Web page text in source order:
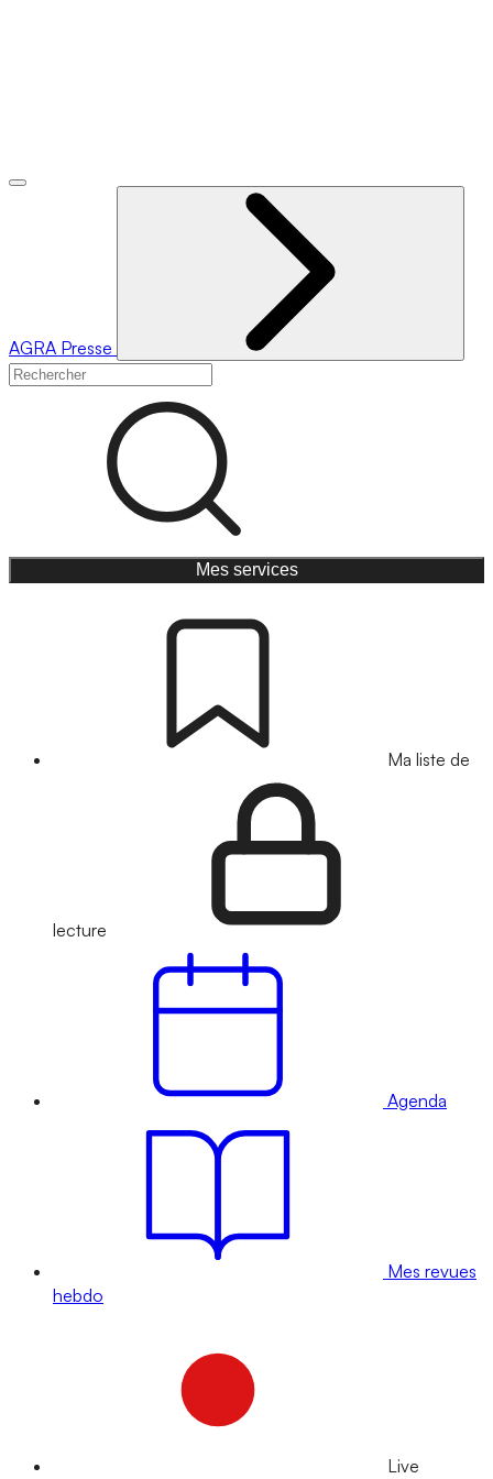
AGRA Presse
Mes services
Ma liste de
lecture
Agenda
Mes revues
hebdo
Live